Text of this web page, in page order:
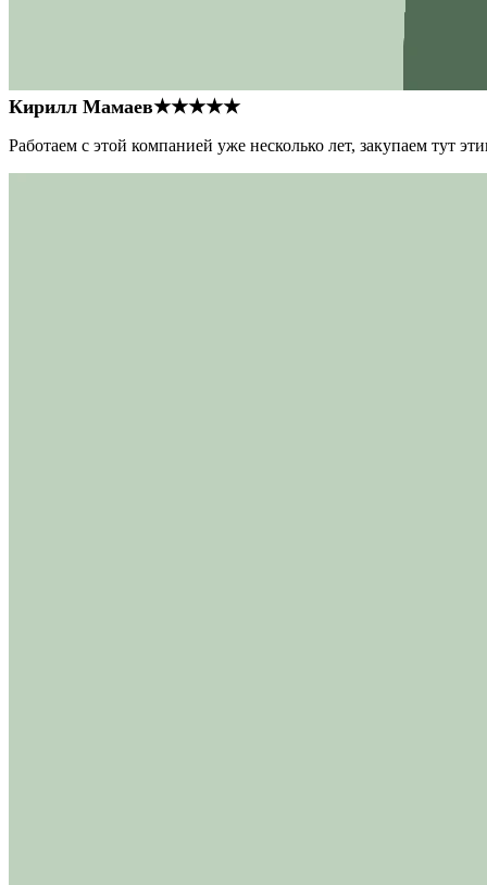
Кирилл Мамаев★★★★★
Работаем с этой компанией уже несколько лет, закупаем тут